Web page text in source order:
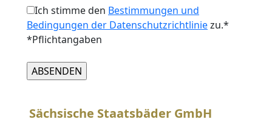
Ich stimme den Bestimmungen und
Bedingungen der Datenschutzrichtliniezu.*
*Pflichtangaben
Sächsische Staatsbäder GmbH